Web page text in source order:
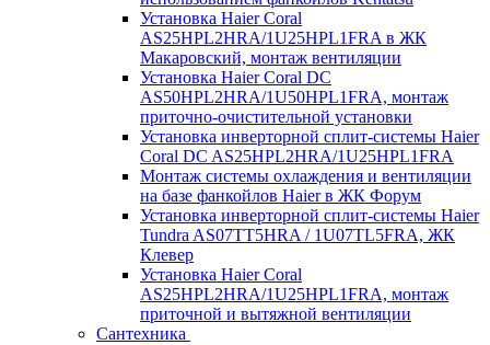
Установка Haier Coral
AS25HPL2HRA/1U25HPL1FRA в ЖК
Макаровский, монтаж вентиляции
Установка Haier Coral DC
AS50HPL2HRA/1U50HPL1FRA, монтаж
приточно-очистительной установки
Установка инверторной сплит-системы Haier
Coral DC AS25HPL2HRA/1U25HPL1FRA
Монтаж системы охлаждения и вентиляции
на базе фанкойлов Haier в ЖК Форум
Установка инверторной сплит-системы Haier
Tundra AS07TT5HRA / 1U07TL5FRA, ЖК
Клевер
Установка Haier Coral
AS25HPL2HRA/1U25HPL1FRA, монтаж
приточной и вытяжной вентиляции
Сантехника